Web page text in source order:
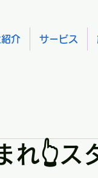
介 サービス
れ👆ス